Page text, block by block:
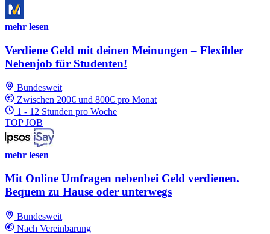
mehr lesen
Verdiene Geld mit deinen Meinungen – Flexibler
Nebenjob für Studenten!
Bundesweit
Zwischen 200€ und 800€ pro Monat
1 - 12 Stunden pro Woche
TOP JOB
mehr lesen
Mit Online Umfragen nebenbei Geld verdienen.
Bequem zu Hause oder unterwegs
Bundesweit
Nach Vereinbarung